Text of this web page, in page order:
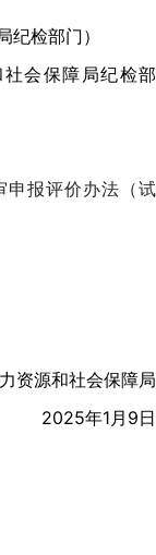
检部门）
会保障局纪检部
申报评价办法（试
源和社会保障局
2025年1月9日